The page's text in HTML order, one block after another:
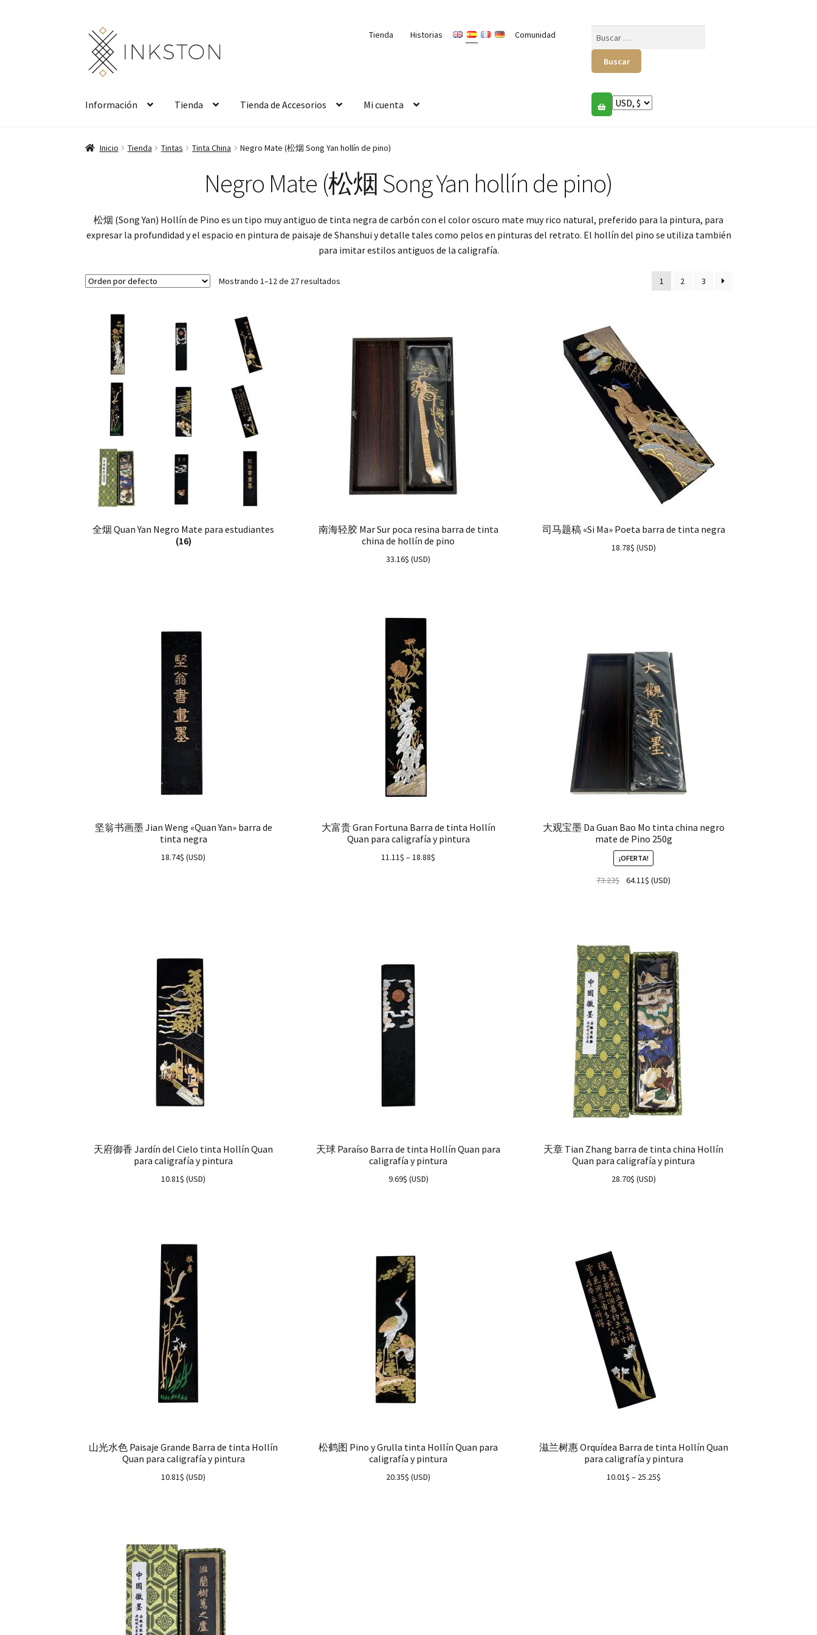
Ir
la
navegación
Ir
contenido
Tienda Historias Comunidad
Información Tienda Tienda de Accesorios Mi cuenta
Inicio Tienda Tintas Tinta China Negro Mate (松烟 Song Yan hollín de pino)
Negro Mate (松烟 Song Yan hollín de pino)
松烟 (Song Yan) Hollín de Pino es un tipo muy antiguo de tinta negra de carbón con el color oscuro mate muy rico natural, preferido para la pintura, para
expresar la profundidad y el espacio en pintura de paisaje de Shanshui y detalle tales como pelos en pinturas del retrato. El hollín del pino se utiliza también
para imitar estilos antiguos de la caligrafía.
Mostrando 1–12 de 27 resultados 1 2 3
全烟 Quan Yan Negro Mate para estudiantes
(16)
南海轻胶 Mar Sur poca resina barra de tinta
china de hollín de pino
33.16$ (USD)
司马题稿 «Si Ma» Poeta barra de tinta negra
18.78$ (USD)
坚翁书画墨 Jian Weng «Quan Yan» barra de
tinta negra
18.74$ (USD)
大富贵 Gran Fortuna Barra de tinta Hollín
Quan para caligrafía y pintura
11.11$ –18.88$
大观宝墨 Da Guan Bao Mo tinta china negro
mate de Pino 250g
¡OFERTA!
73.23$ 64.11$ (USD)
天府御香 Jardín del Cielo tinta Hollín Quan
para caligrafía y pintura
10.81$ (USD)
天球 Paraíso Barra de tinta Hollín Quan para
caligrafía y pintura
9.69$ (USD)
天章 Tian Zhang barra de tinta china Hollín
Quan para caligrafía y pintura
28.70$ (USD)
山光水色 Paisaje Grande Barra de tinta Hollín
Quan para caligrafía y pintura
10.81$ (USD)
松鹤图 Pino y Grulla tinta Hollín Quan para
caligrafía y pintura
20.35$ (USD)
滋兰树惠 Orquídea Barra de tinta Hollín Quan
para caligrafía y pintura
10.01$ – 25.25$